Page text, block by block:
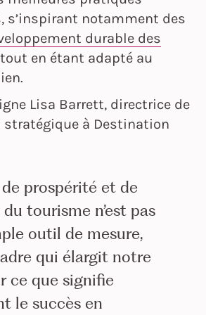
s’inspirant notamment des
durable des
en étant adapté au
Lisa Barrett, directrice de
à Destination
de prospérité et de
tourisme n’est pas
outil de mesure,
qui élargit notre
ce que signifie
le succès en